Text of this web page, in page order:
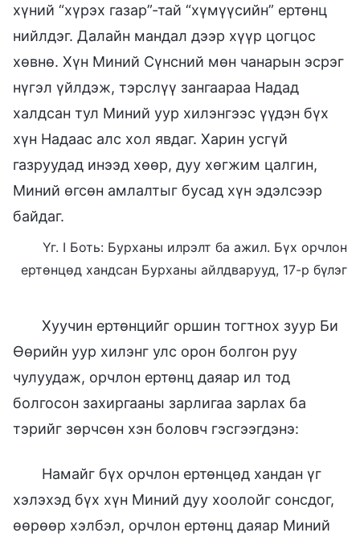
хүний “хүрэх газар”-тай “хүмүүсийн” ертөнц
нийлдэг. Далайн мандал дээр хүүр цогцос
хөвнө. Хүн Миний Сүнсний мөн чанарын эсрэг
нүгэл үйлдэж, тэрслүү зангаараа Надад
халдсан тул Миний уур хилэнгээс үүдэн бүх
хүн Надаас алс хол явдаг. Харин усгүй
газруудад инээд хөөр, дуу хөгжим цалгин,
Миний өгсөн амлалтыг бусад хүн эдэлсээр
байдаг.
Үг. I Боть: Бурханы илрэлт ба ажил. Бүх орчлон
ертөнцөд хандсан Бурханы айлдварууд, 17-р бүлэг
Хуучин ертөнцийг оршин тогтнох зуур Би
Өөрийн уур хилэнг улс орон болгон руу
чулуудаж, орчлон ертөнц даяар ил тод
болгосон захиргааны зарлигаа зарлах ба
тэрийг зөрчсөн хэн боловч гэсгээгдэнэ:
Намайг бүх орчлон ертөнцөд хандан үг
хэлэхэд бүх хүн Миний дуу хоолойг сонсдог,
өөрөөр хэлбэл, орчлон ертөнц даяар Миний